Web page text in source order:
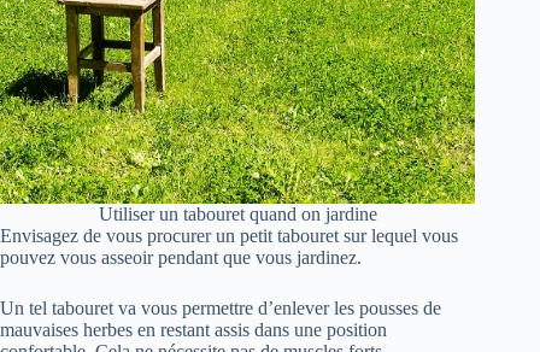
Utiliser un tabouret quand on jardine
Envisagez de vous procurer un petit tabouret sur lequel vous
pouvez vous asseoir pendant que vous jardinez.
Un tel tabouret va vous permettre d’enlever les pousses de
mauvaises herbes en restant assis dans une position